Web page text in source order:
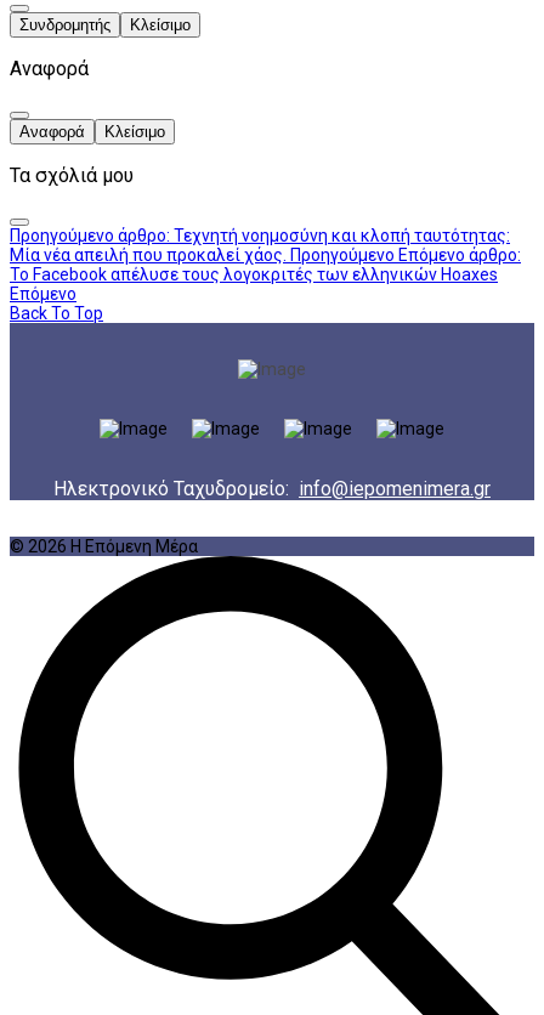
Συνδρομητής Κλείσιμο
Αναφορά
Αναφορά Κλείσιμο
Τα σχόλιά μου
Προηγούμενο άρθρο: Τεχνητή νοημοσύνη και κλοπή ταυτότητας:
Μία νέα απειλή που προκαλεί χάος. Προηγούμενο Επόμενο άρθρο:
Το Facebook απέλυσε τους λογοκριτές των ελληνικών Hoaxes
Επόμενο
Back To Top
Ηλεκτρονικό Ταχυδρομείο: info@iepomenimera.gr
© 2026 Η Επόμενη Μέρα